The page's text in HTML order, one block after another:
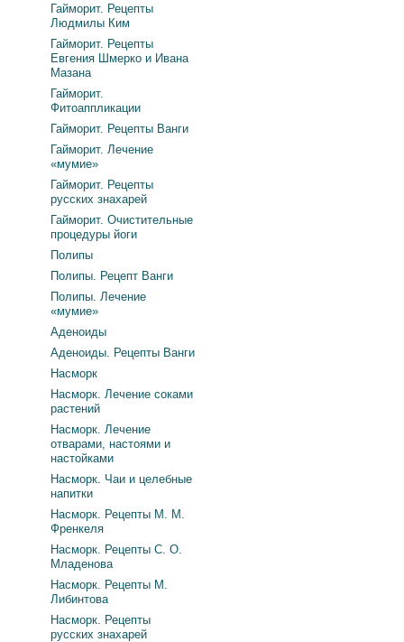
Гайморит. Рецепты
Людмилы Ким
Гайморит. Рецепты
Евгения Шмерко и Ивана
Мазана
Гайморит.
Фитоаппликации
Гайморит. Рецепты Ванги
Гайморит. Лечение
«мумие»
Гайморит. Рецепты
русских знахарей
Гайморит. Очистительные
процедуры йоги
Полипы
Полипы. Рецепт Ванги
Полипы. Лечение
«мумие»
Аденоиды
Аденоиды. Рецепты Ванги
Насморк
Насморк. Лечение соками
растений
Насморк. Лечение
отварами, настоями и
настойками
Насморк. Чаи и целебные
напитки
Насморк. Рецепты М. М.
Френкеля
Насморк. Рецепты С. О.
Младенова
Насморк. Рецепты М.
Либинтова
Насморк. Рецепты
русских знахарей